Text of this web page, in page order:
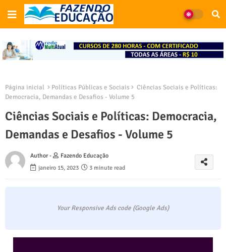
Página inicial Políticas Públicas e Sociais
Ciências Sociais e Políticas:
Democracia, Demandas e Desafios - Volume 5
Ciências Sociais e Políticas: Democracia,
Demandas e Desafios - Volume 5
Author -
Fazendo Educação
janeiro 15, 2023
3 minute read
Your Responsive Ads code (Google Ads)